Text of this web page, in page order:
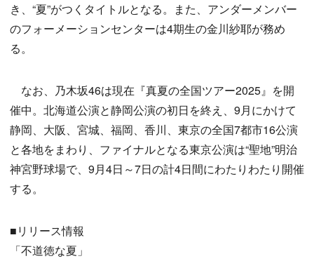
き、“夏”がつくタイトルとなる。また、アンダーメンバー
のフォーメーションセンターは4期生の金川紗耶が務め
る。
なお、乃木坂46は現在『真夏の全国ツアー2025』を開
催中。北海道公演と静岡公演の初日を終え、9月にかけて
静岡、大阪、宮城、福岡、香川、東京の全国7都市16公演
と各地をまわり、ファイナルとなる東京公演は“聖地”明治
神宮野球場で、9月4日～7日の計4日間にわたりわたり開催
する。
■リリース情報
「不道徳な夏」